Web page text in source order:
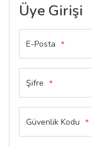
Üye Girişi
E-Posta *
Şifre *
Güvenlik Kodu *